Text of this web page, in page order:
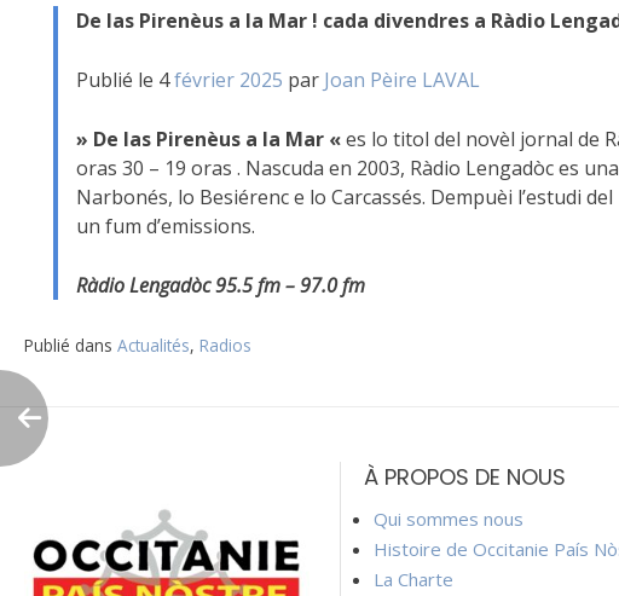
De las Pirenèus a la Mar ! cada divendres a Ràdio
Publié le 4février 2025 par Joan Pèire LAVAL
» De las Pirenèus a la Mar «es lo titol del novèl jornal de
oras 30 – 19 oras . Nascuda en 2003, Ràdio Lengadòc es
Narbonés, lo Besiérenc e lo Carcassés. Dempuèi l’estudi
un fum d’emissions.
Ràdio Lengadòc 95.5 fm – 97.0 fm
Publié dans Actualités, Radios
Navigation
de
l’article
À PROPOS DE NOUS
Qui sommes nous
Histoire de Occitanie País
La Charte